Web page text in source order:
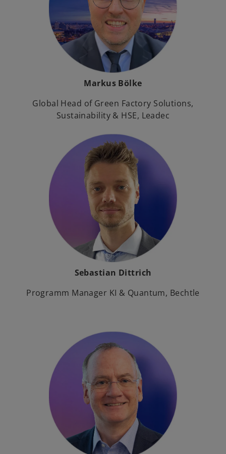
Markus Bölke
Global Head of Green Factory Solutions,
Sustainability & HSE, Leadec
Sebastian Dittrich
Programm Manager KI & Quantum, Bechtle